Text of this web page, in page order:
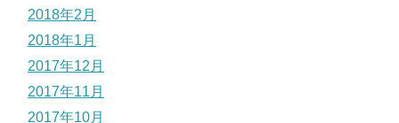
2018年2月
2018年1月
2017年12月
2017年11月
2017年10月